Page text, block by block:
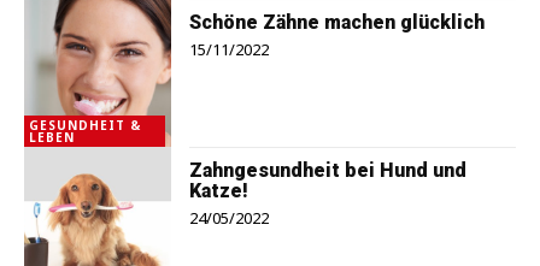
GESUNDHEIT &
LEBEN
Schöne Zähne machen glücklich
15/11/2022
Zahngesundheit bei Hund und
Katze!
24/05/2022